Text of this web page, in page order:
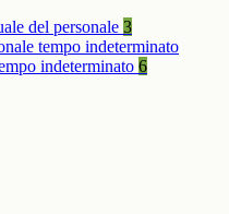
del personale 3
tempo indeterminato
indeterminato 6